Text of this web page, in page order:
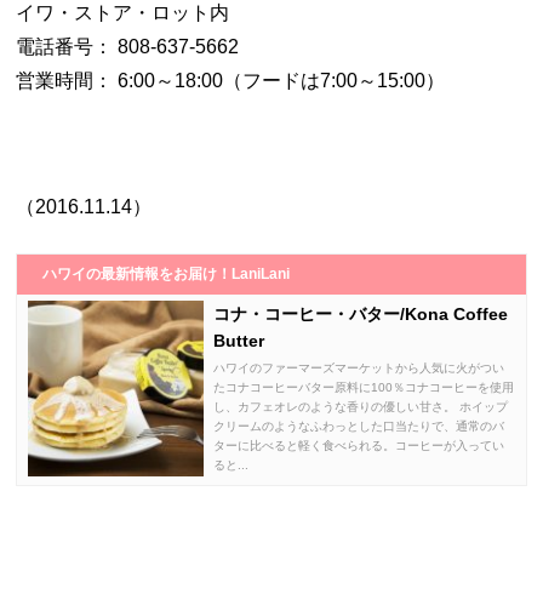
イワ・ストア・ロット内
電話番号： 808-637-5662
営業時間： 6:00～18:00（フードは7:00～15:00）
（2016.11.14）
ハワイの最新情報をお届け！LaniLani
コナ・コーヒー・バター/Kona Coffee
Butter
ハワイのファーマーズマーケットから人気に火がつい
たコナコーヒーバター原料に100％コナコーヒーを使用
し、カフェオレのような香りの優しい甘さ。 ホイップ
クリームのようなふわっとした口当たりで、通常のバ
ターに比べると軽く食べられる。コーヒーが入ってい
ると...